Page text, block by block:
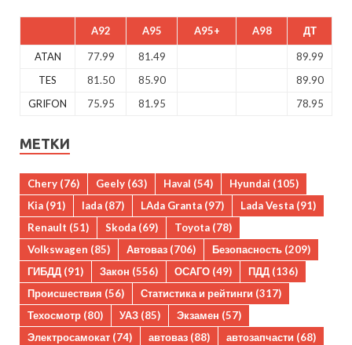
A92 A95 A95+ A98 ДТ
ATAN 77.99 81.49
89.99
TES
81.50 85.90
89.90
GRIFON
75.95 81.95 78.95
МЕТКИ
Chery (76) Geely (63) Haval (54) Hyundai (105)
Kia (91) lada (87) LAda Granta (97) Lada Vesta (91)
Renault (51) Skoda (69) Toyota (78)
Volkswagen (85) Автоваз (706) Безопасность (209)
ГИБДД (91) Закон (556) ОСАГО (49) ПДД (136)
Происшествия (56) Статистика и рейтинги (317)
Техосмотр (80) УАЗ (85) Экзамен (57)
Электросамокат (74) автоваз (88) автозапчасти (68)